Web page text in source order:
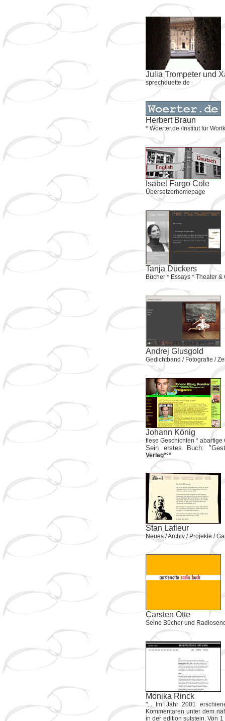
Julia Trompeter und
sprechduette.de
Herbert Braun
* Woerter.de /Institut für
Isabel Fargo Cole
Übersetzerhomepage
Tanja Dückers
Bücher * Essays * Theater
Andrej Glusgold
Gedichtband / Fotografie /
Johann König
fiese Geschichten * abartige
Sein erstes Buch:
Verlag°°°
Stan Lafleur
Neues / Archiv / Projekte /
Carsten Otte
Seine Bücher und
Monika Rinck
"... Im Jahr 2001
Kommentaren unter dem
in der edition sutstein. Von